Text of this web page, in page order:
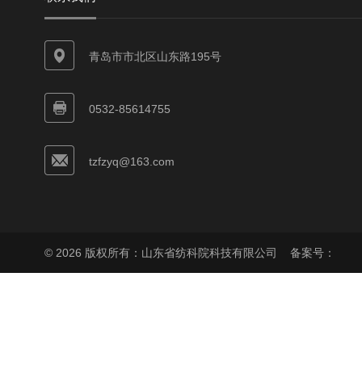
青岛市市北区山东路195号
0532-85614755
tzfzyq@163.com
© 2026 版权所有：山东省纺科院科技有限公司 备案号：